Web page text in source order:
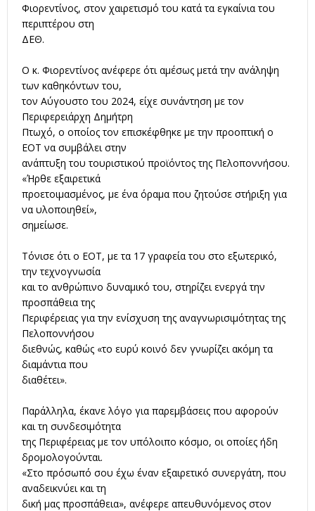
Φιορεντίνος, στον χαιρετισμό του κατά τα εγκαίνια του
περιπτέρου στη
ΔΕΘ.
Ο κ. Φιορεντίνος ανέφερε ότι αμέσως μετά την ανάληψη
των καθηκόντων του,
τον Αύγουστο του 2024, είχε συνάντηση με τον
Περιφερειάρχη Δημήτρη
Πτωχό, ο οποίος τον επισκέφθηκε με την προοπτική ο
ΕΟΤ να συμβάλει στην
ανάπτυξη του τουριστικού προϊόντος της Πελοποννήσου.
«Ήρθε εξαιρετικά
προετοιμασμένος, με ένα όραμα που ζητούσε στήριξη για
να υλοποιηθεί»,
σημείωσε.
Τόνισε ότι ο ΕΟΤ, με τα 17 γραφεία του στο εξωτερικό,
την τεχνογνωσία
και το ανθρώπινο δυναμικό του, στηρίζει ενεργά την
προσπάθεια της
Περιφέρειας για την ενίσχυση της αναγνωρισιμότητας της
Πελοποννήσου
διεθνώς, καθώς «το ευρύ κοινό δεν γνωρίζει ακόμη τα
διαμάντια που
διαθέτει».
Παράλληλα, έκανε λόγο για παρεμβάσεις που αφορούν
και τη συνδεσιμότητα
της Περιφέρειας με τον υπόλοιπο κόσμο, οι οποίες ήδη
δρομολογούνται.
«Στο πρόσωπό σου έχω έναν εξαιρετικό συνεργάτη, που
αναδεικνύει και τη
δική μας προσπάθεια», ανέφερε απευθυνόμενος στον